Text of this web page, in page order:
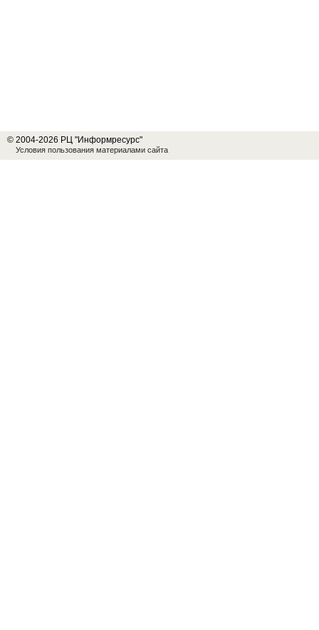
© 2004-2026 РЦ "Информресурс"
Условия пользования материалами сайта